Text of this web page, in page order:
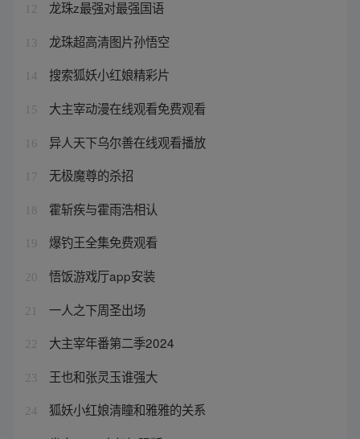
12 龙珠z最强对最强国语
13 龙珠超高清图片孙悟空
14 搜索狐妖小红娘精彩片
15 大主宰动漫在线观看免费观看
16 异人天下乌尔善在线观看播放
17 无极魔尊的杀招
18 霍斩疾与霍雨浩相认
19 爆钓王全集免费观看
20 悟饭游戏厅app安装
21 一人之下周圣出场
22 大主宰年番第二季2024
23 王也和张灵玉谁强大
24 狐妖小红娘清瞳和雅雅的关系